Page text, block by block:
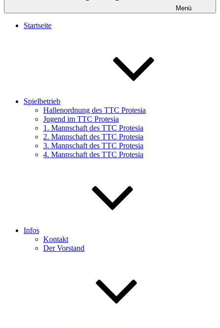
Menü
Startseite
Spielbetrieb
Hallenordnung des TTC Protesia
Jugend im TTC Protesia
1. Mannschaft des TTC Protesia
2. Mannschaft des TTC Protesia
3. Mannschaft des TTC Protesia
4. Mannschaft des TTC Protesia
Infos
Kontakt
Der Vorstand